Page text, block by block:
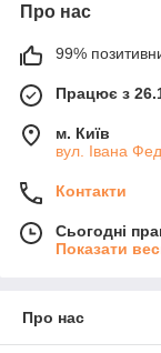
Про нас
99%
Працює з
м. Київ
вул. Івана
Контакти
Сьогодні
Показати
Про нас